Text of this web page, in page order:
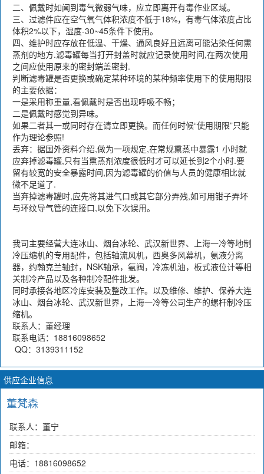
二、佩戴时如闻到毒气微弱气味，应立即离开有毒作业区域。
三、过滤件应在空气氧气体积浓度不低于18%，有毒气体浓度占比
体积2%以下，湿度-30~45条件下使用。
四、维护时应存放在低温、干燥、通风良好且远离可能沾染任何熏
蒸剂的地方.滤毒罐每当打开封盖时就应记录使用时间,在两次使用
之间应使用原来的密封端盖密封.
判断滤毒罐是否更换或确定某种环境的某种频率使用下的使用期限
的主要依据：
一是采用称重量,看佩戴时是否出现呼吸不畅；
二是佩戴时感觉到异味。
如果二者其一或同时存在请立即更换。而任何时候“使用期限”只能
作为理论参照!
丢弃：据国外资料介绍,做为一项规定,在常规熏蒸中暴露1 小时就
应弃掉滤毒罐,只有当熏蒸剂浓度很低时才可以延长到2个小时.要
留有较宽的安全暴露时间,因为滤毒罐的价值与人员的健康相比就
微不足道了.
当弃掉滤毒罐时,应先将其进气口或其它部分弄残,如可用钳子弄坏
与环纹导气管的连接口,以免下次误用。
我司主要经营大连冰山、烟台冰轮、武汉新世界、上海一冷等地制
冷压缩机的专用配件，包括轴流风机，西奥多风幕机，氨液分离
器，约翰克兰轴封，NSK轴承，氨阀，冷冻机油，板式液位计等相
关制冷产品以及各种制冷配件批发。
同时承接各地区冷库安装及整改工作。以及维修、维护、保养大连
冰山、烟台冰轮、武汉新世界，上海一冷等公司生产的螺杆制冷压
缩机。
联系人：董经理
联系电话：18816098652
QQ：3139311152
供应企业信息
董梵森
联系人：董宁
邮箱：
电话：18816098652